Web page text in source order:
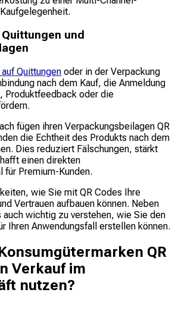
und
Quittungen oder in der Verpackung
nach dem Kauf, die Anmeldung
Produktfeedback oder die
fügen ihren Verpackungsbeilagen QR
die Echtheit des Produkts nach dem
Dies reduziert Fälschungen, stärkt
einen direkten
für Premium-Kunden.
wie Sie mit QR Codes Ihre
Vertrauen aufbauen können. Neben
wichtig zu verstehen, wie Sie den
Ihren Anwendungsfall erstellen können.
QR
Verkauf im
nutzen?